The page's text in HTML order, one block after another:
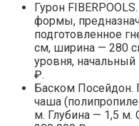
Гурон
формы,
подготовленное
см, ширина — 280
уровня,
₽.
Баском Посейдон.
чаша
м. Глубина — 1,5